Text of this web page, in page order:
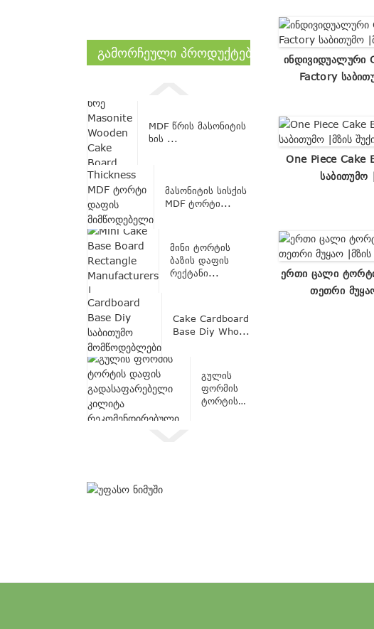
ᲒᲐᲛᲝᲠᲩᲔᲣᲚᲘ ᲞᲠᲝᲓᲣᲥᲢᲔᲑᲘ
MDF წრის მასონიტის
ხის ...
მასონიტის სისქის
MDF ტორტი...
მინი ტორტის
ბაზის დაფის
რექტანი...
Cake Cardboard
Base Diy Who...
გულის
ფორმის
ტორტის
Ინდივიდუალური
Factory
One Piece Cake
Საბითუმო
Ერთი Ცალი
Თეთრი